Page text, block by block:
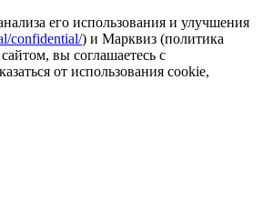
его использования и улучшения
confidential/) и Марквиз (политика
вы соглашаетесь с
от использования cookie,